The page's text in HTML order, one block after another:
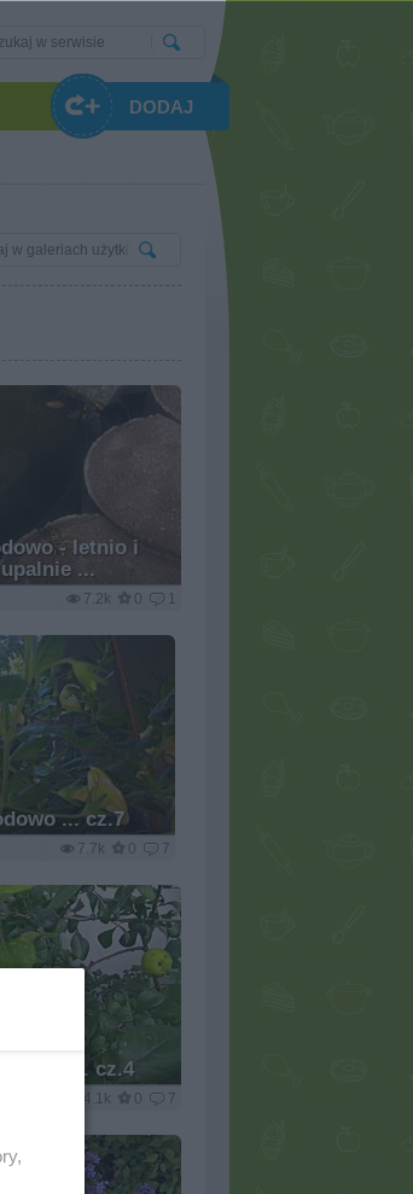
DODAJ
- letnio i
upalnie ...
7.2k 0 1
... cz.7
7.7k 0 7
.... cz.4
4.1k 0 7